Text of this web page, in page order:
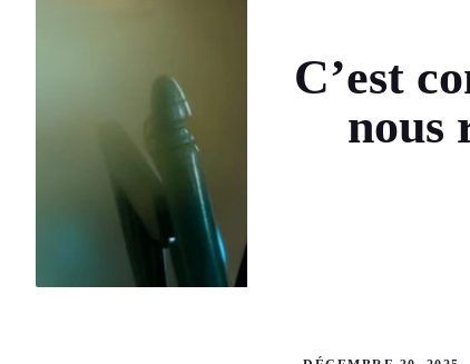
C’est
nous